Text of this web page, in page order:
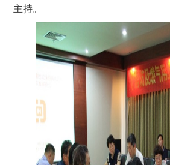
主持。